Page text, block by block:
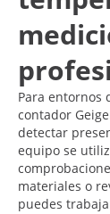
Para entornos
contador
detectar
equipo se
materiales o
puedes